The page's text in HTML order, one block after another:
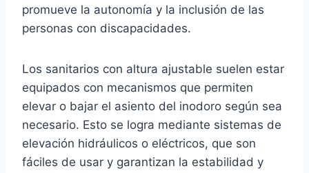
promueve la autonomía y la inclusión de las
personas con discapacidades.
Los sanitarios con altura ajustable suelen estar
equipados con mecanismos que permiten
elevar o bajar el asiento del inodoro según sea
necesario. Esto se logra mediante sistemas de
elevación hidráulicos o eléctricos, que son
fáciles de usar y garantizan la estabilidad y